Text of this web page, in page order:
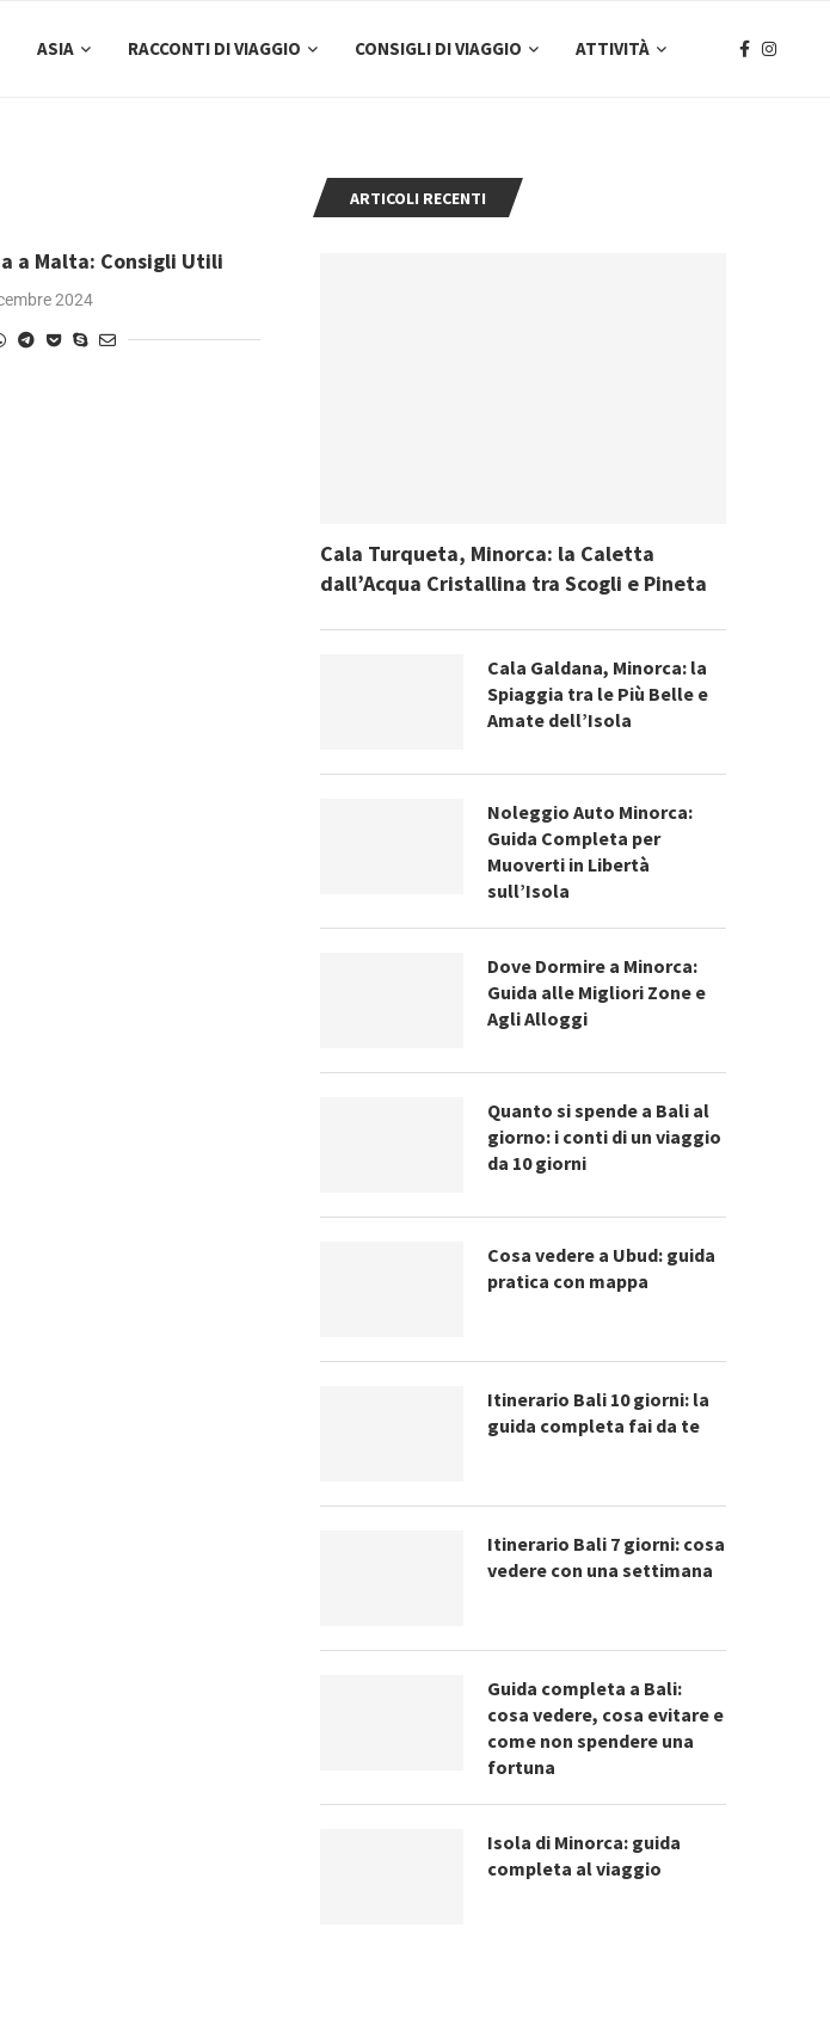
ASIA RACCONTI DI VIAGGIO CONSIGLI DI VIAGGIO ATTIVITÀ
a Malta: Consigli Utili
2024
ARTICOLI RECENTI
Cala Turqueta, Minorca: la Caletta
dall’Acqua Cristallina tra Scogli e Pineta
Cala Galdana, Minorca: la
Spiaggia tra le Più Belle e
Amate dell’Isola
Noleggio Auto Minorca:
Guida Completa per
Muoverti in Libertà
sull’Isola
Dove Dormire a Minorca:
Guida alle Migliori Zone e
Agli Alloggi
Quanto si spende a Bali al
giorno: i conti di un viaggio
da 10 giorni
Cosa vedere a Ubud: guida
pratica con mappa
Itinerario Bali 10 giorni: la
guida completa fai da te
Itinerario Bali 7 giorni: cosa
vedere con una settimana
Guida completa a Bali:
cosa vedere, cosa evitare e
come non spendere una
fortuna
Isola di Minorca: guida
completa al viaggio